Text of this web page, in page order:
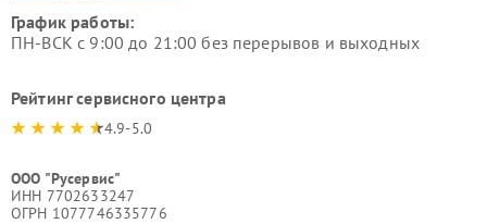
График работы:
ПН-ВСК с 9:00 до 21:00 без перерывов и выходных
Рейтинг сервисного центра
4.9-5.0
ООО "Русервис"
ИНН 7702633247
ОГРН 1077746335776